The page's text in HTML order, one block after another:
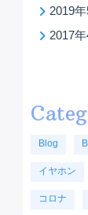
2019年
2017年
Blog
イヤホン
コロナ